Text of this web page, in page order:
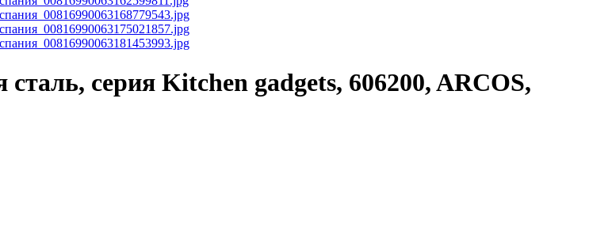
серия Kitchen gadgets, 606200, ARCOS,